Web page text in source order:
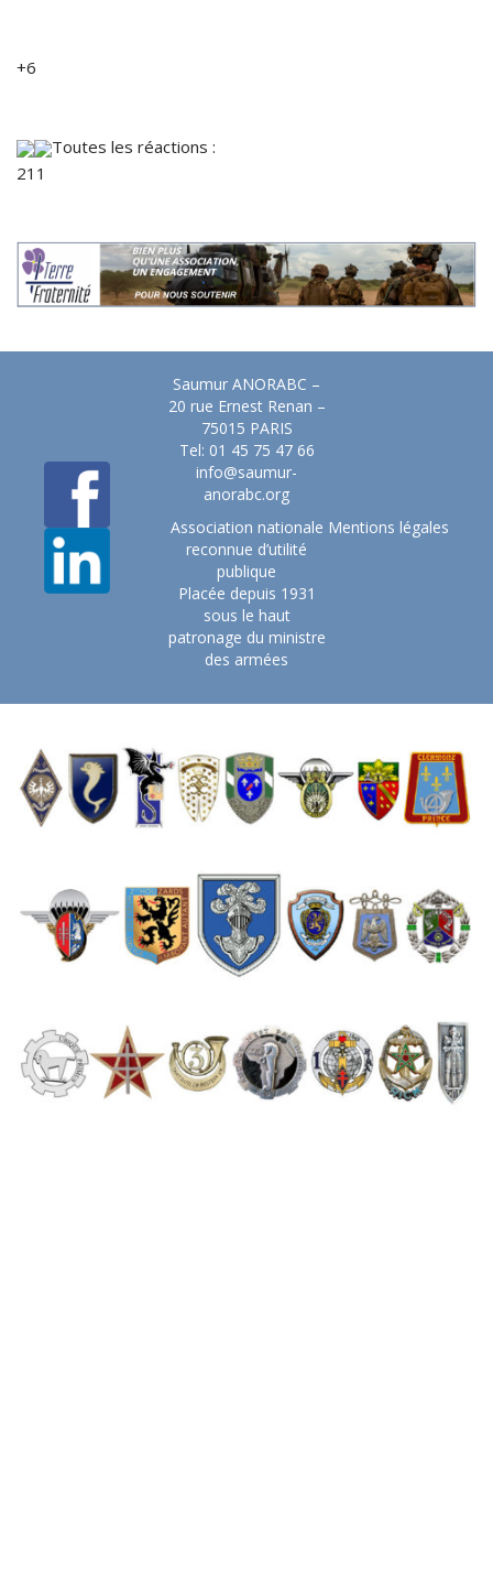
+6
Toutes les réactions :
211
Saumur ANORABC –
20 rue Ernest Renan –
75015 PARIS
Tel: 01 45 75 47 66
info@saumur-
anorabc.org
Association nationale
reconnue d’utilité
publique
Placée depuis 1931
sous le haut
patronage du ministre
des armées
Mentions légales